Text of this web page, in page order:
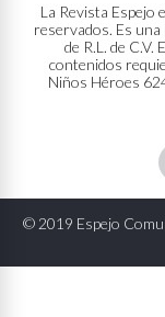
La Revista Espejo
reservados. Es una
de R.L. de
contenidos
Niños Héroes
© 2019 Espejo